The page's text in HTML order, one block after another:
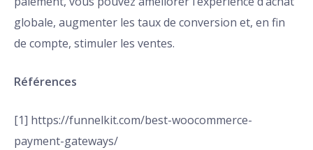
globale, augmenter les taux de conversion et, en fin
de compte, stimuler les ventes.
Références
[1] https://funnelkit.com/best-woocommerce-
payment-gateways/